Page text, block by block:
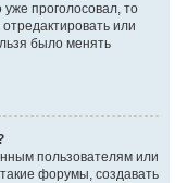
проголосовал, то
или
было менять
пользователям или
форумы, создавать